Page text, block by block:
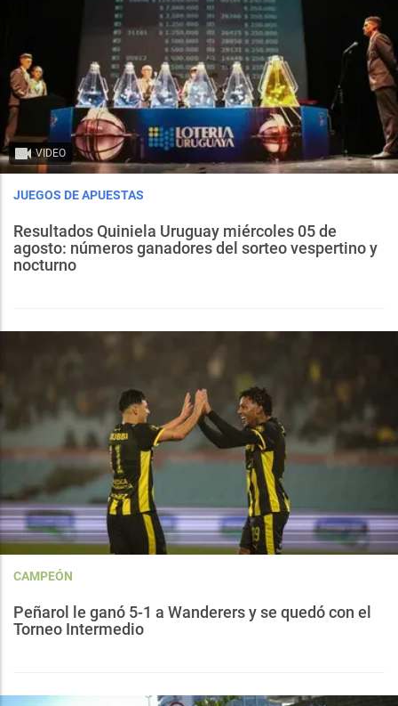
VIDEO
JUEGOS DE APUESTAS
Resultados Quiniela Uruguay miércoles 05 de
agosto: números ganadores del sorteo vespertino y
nocturno
CAMPEÓN
Peñarol le ganó 5-1 a Wanderers y se quedó con el
Torneo Intermedio